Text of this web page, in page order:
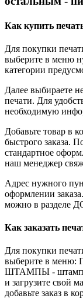
Как купить
Для покупки
выберите в меню
категории
Далее выбираете
печати. Для
необходимую
Добавьте товар в
быстрого заказа.
стандартное
наш менеджер
Адрес нужного
оформлении
можно в разделе
Как заказать
Для покупки
выберите в меню:
ШТАМПЫ - штамп
и загрузите свой
добавьте заказ в